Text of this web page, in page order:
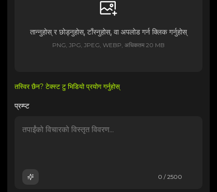
तान्नुहोस् र छोड्नुहोस्, टाँस्नुहोस्, वा अपलोड गर्न क्लिक गर्नुहोस्
PNG, JPG, JPEG, WEBP, अधिकतम 20 MB
तस्विर छैन? टेक्स्ट टु भिडियो प्रयोग गर्नुहोस्
प्रम्प्ट
0 / 2500